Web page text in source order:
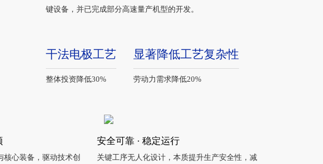
键设备，并已完成部分高速量产机型的开发。
干法电极工艺
整体投资降低30%
显著降低工艺复杂性
劳动力需求降低20%
心装备，驱动技术创
安全可靠 · 稳定运行
关键工序无人化设计，本质提升生产安全性，减